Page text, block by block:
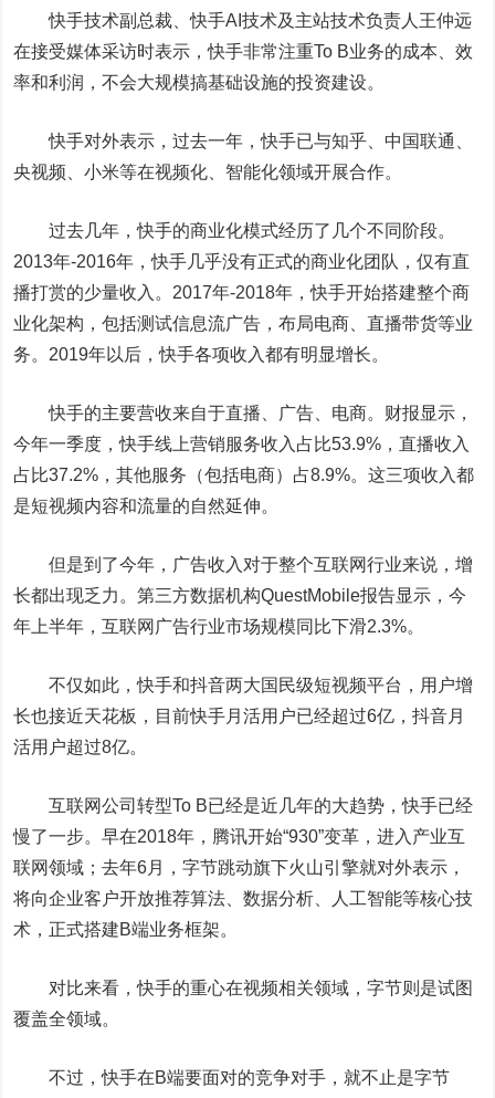
快手技术副总裁、快手AI技术及主站技术负责人王仲远
在接受媒体采访时表示，快手非常注重To B业务的成本、效
率和利润，不会大规模搞基础设施的投资建设。
快手对外表示，过去一年，快手已与知乎、中国联通、
央视频、小米等在视频化、智能化领域开展合作。
过去几年，快手的商业化模式经历了几个不同阶段。
2013年-2016年，快手几乎没有正式的商业化团队，仅有直
播打赏的少量收入。2017年-2018年，快手开始搭建整个商
业化架构，包括测试信息流广告，布局电商、直播带货等业
务。2019年以后，快手各项收入都有明显增长。
快手的主要营收来自于直播、广告、电商。财报显示，
今年一季度，快手线上营销服务收入占比53.9%，直播收入
占比37.2%，其他服务（包括电商）占8.9%。这三项收入都
是短视频内容和流量的自然延伸。
但是到了今年，广告收入对于整个互联网行业来说，增
长都出现乏力。第三方数据机构QuestMobile报告显示，今
年上半年，互联网广告行业市场规模同比下滑2.3%。
不仅如此，快手和抖音两大国民级短视频平台，用户增
长也接近天花板，目前快手月活用户已经超过6亿，抖音月
活用户超过8亿。
互联网公司转型To B已经是近几年的大趋势，快手已经
慢了一步。早在2018年，腾讯开始“930”变革，进入产业互
联网领域；去年6月，字节跳动旗下火山引擎就对外表示，
将向企业客户开放推荐算法、数据分析、人工智能等核心技
术，正式搭建B端业务框架。
对比来看，快手的重心在视频相关领域，字节则是试图
覆盖全领域。
不过，快手在B端要面对的竞争对手，就不止是字节